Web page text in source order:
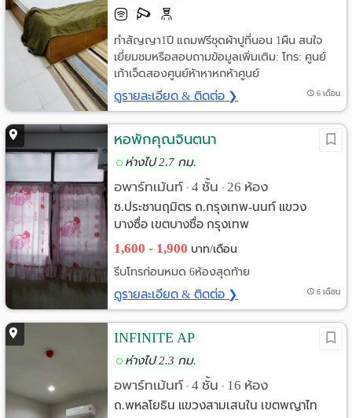
ทำสัญญา1ปี แถมฟรีชุดผ้าปูที่นอน 1ผืน สนใจ
เยี่ยมชมหรือสอบถามข้อมูลเพิ่มเติม: โทร: ศูนย์
เก้าเจ็ดสองศูนย์ห้าหาหกห้าศูนย์
ดูรายละเอียด & ติดต่อ ❯ 6 เดือน
หอพักคุณจินตนา
ห่างไป 2.7 กม.
อพาร์ทเม้นท์ • 4 ชั้น • 26 ห้อง
ซ.ประชานฤมิตร ถ.กรุงเทพ-นนท์ แขวง
บางซื่อ เขตบางซื่อ กรุงเทพ
1,600 - 1,900 บาท/เดือน
รีบโทรก่อนหมด 6ห้องสุดท้าย
ดูรายละเอียด & ติดต่อ ❯ 6 เดือน
INFINITE AP
ห่างไป 2.3 กม.
อพาร์ทเม้นท์ • 4 ชั้น • 16 ห้อง
ถ.พหลโยธิน แขวงสามเสนใน เขตพญาไท